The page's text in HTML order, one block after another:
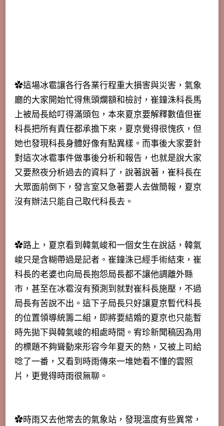
✿這場冰雹讓各行各業行程重大損害與災害，氣象
廳的大家開始忙得焦頭爛額和檢討，崔鐘洙科長馬
上被局長給叮得滿頭包， 本來夏京要解釋數值但崔
科長把所有責任都承擔下來，夏京覺得很愧疚，但
她也發現科長身體好像有點異樣 。而事後大家要針
對這次冰雹事件做事後分析和報告，也就是說大家
又要熬夜分析過去的資料了，說著說著，崔科長在
大眾面前倒下，發言室又急著要人去做簡報，夏京
沒有辦法只能自己取代科長去。
✿路上，夏京看到韓氣峻和一個女生在說話，韓氣
峻只是含糊帶過是記者。崔鐘洙已經手術結束，崔
科長的老婆也向局長抱怨局長都不讓他調離外縣
市，甚至在冰雹沒有預測到就對崔科長施壓，不過
局長有苦說不出。這下子局長只好讓夏京暫代科長
的位置領導統籌二組，即將要結婚的夏京也只能暫
時先拋下與韓氣峻的相處時間。宥珍新聞稿因為用
的標題不夠聳動來形容今年夏天的熱，又被上司給
唸了一番，又看到時雨傳來一堆她看不懂的雲照
片，更覺得時雨很無聊。
✿時雨又去他常去的氣象站，發現溫度有些異常，